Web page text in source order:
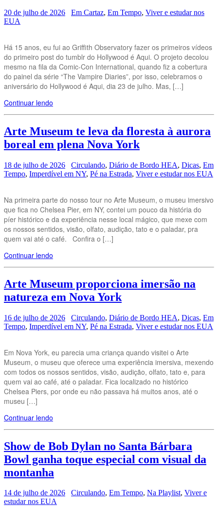
20 de julho de 2026 Em Cartaz, Em Tempo, Viver e estudar nos
EUA
Há 15 anos, eu fui ao Griffith Observatory fazer os primeiros vídeos
do primeiro post do tumblr do Hollywood é Aqui. O projeto decolou
mesmo na fila da Comic-Con International, quando fiz a cobertura
do painel da série “The Vampire Diaries”, por isso, celebramos o
aniversário do Hollywood é Aqui, dia 23 de julho. Mas, […]
Continuar lendo
Arte Museum te leva da floresta à aurora
boreal em plena Nova York
18 de julho de 2026 Circulando, Diário de Bordo HEA, Dicas, Em
Tempo, Imperdível em NY, Pé na Estrada, Viver e estudar nos EUA
Na primeira parte do nosso tour no Arte Museum, o museu imersivo
que fica no Chelsea Pier, em NY, contei um pouco da história do
píer histórico e da experiência nesse local mágico, que mexe com
os nossos sentidos, visão, olfato, audição, tato e o paladar, pra
quem vai até o café. Confira o […]
Continuar lendo
Arte Museum proporciona imersão na
natureza em Nova York
16 de julho de 2026 Circulando, Diário de Bordo HEA, Dicas, Em
Tempo, Imperdível em NY, Pé na Estrada, Viver e estudar nos EUA
Em Nova York, eu parecia uma criança quando visitei o Arte
Museum, o museu que oferece uma experiência imersiva, mexendo
com todos os nossos sentidos, visão, audição, olfato, tato e, para
quem vai ao café, até o paladar. Fica localizado no histórico
Chelsea Piers, por onde eu não passava há muitos anos, até o
museu […]
Continuar lendo
Show de Bob Dylan no Santa Bárbara
Bowl ganha toque especial com visual da
montanha
14 de julho de 2026 Circulando, Em Tempo, Na Playlist, Viver e
estudar nos EUA